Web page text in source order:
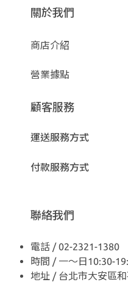
關於我們
商店介紹
營業據點
顧客服務
運送服務方式
付款服務方式
聯絡我們
電話 / 02-2321-1380
時間 / 一～日10:30-
地址 / 台北市大安區